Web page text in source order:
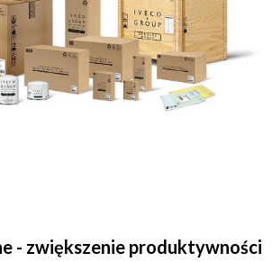
- zwiększenie produktywności